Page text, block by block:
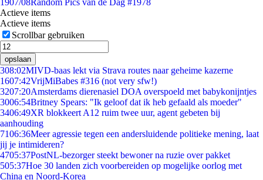
1907/08Random Pics van de Dag #1978
Actieve items
Actieve items
Scrollbar gebruiken
opslaan
308:02MIVD-baas lekt via Strava routes naar geheime kazerne
1607:42VrijMiBabes #316 (not very sfw!)
3207:20Amsterdams dierenasiel DOA overspoeld met babykonijntjes
3006:54Britney Spears: "Ik geloof dat ik heb gefaald als moeder"
3406:49XR blokkeert A12 ruim twee uur, agent gebeten bij
aanhouding
7106:36Meer agressie tegen een andersluidende politieke mening, laat
jij je intimideren?
4705:37PostNL-bezorger steekt bewoner na ruzie over pakket
505:37Hoe 30 landen zich voorbereiden op mogelijke oorlog met
China en Noord-Korea